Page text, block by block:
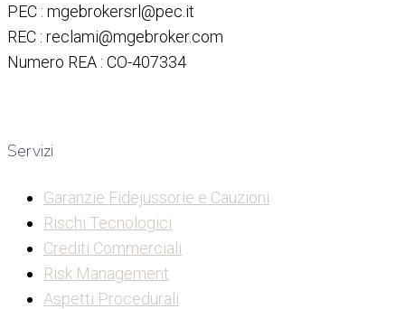
PEC : mgebrokersrl@pec.it
REC : reclami@mgebroker.com
Numero REA : CO-407334
Servizi
Garanzie Fidejussorie e Cauzioni
Rischi Tecnologici
Crediti Commerciali
Risk Management
Aspetti Procedurali